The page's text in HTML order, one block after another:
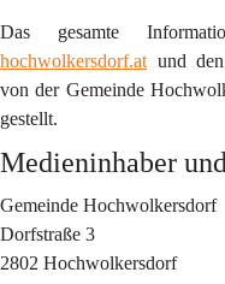
Das gesamte
hochwolkersdorf.at und
von der Gemeinde
gestellt.
Medieninhaber
Gemeinde Hochwolkersdorf
Dorfstraße 3
2802 Hochwolkersdorf